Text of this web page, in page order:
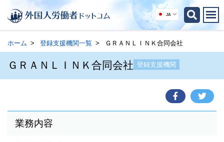
JA
ホーム 登録支援機関一覧 ＧＲＡＮＬＩＮＫ合同会社
ＧＲＡＮＬＩＮＫ合同会社 登録支援機関
業務内容